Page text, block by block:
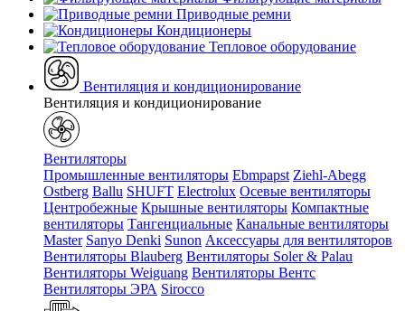
Приводные ремни
Кондиционеры
Тепловое оборудование
Вентиляция и кондиционирование
Вентиляция и кондиционирование
Вентиляторы
Промышленные вентиляторы Ebmpapst Ziehl-Abegg
Ostberg Ballu SHUFT Electrolux Осевые вентиляторы
Центробежные Крышные вентиляторы Компактные
вентиляторы Тангенциальные Канальные вентиляторы
Master Sanyo Denki Sunon Аксессуары для вентиляторов
Вентиляторы Blauberg Вентиляторы Soler & Palau
Вентиляторы Weiguang Вентиляторы Вентс
Вентиляторы ЭРА Sirocco